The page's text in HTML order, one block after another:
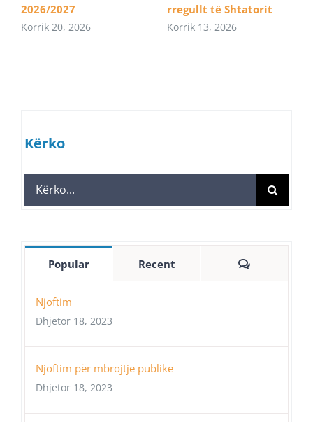
2026/2027
Korrik 20, 2026
rregullt të Shtatorit
Korrik 13, 2026
Kërko
Search
for:
Popular Recent Comments
Njoftim
Dhjetor 18, 2023
Njoftim për mbrojtje publike
Dhjetor 18, 2023